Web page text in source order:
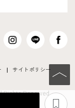
サイトポリシー
Rights Reserved.